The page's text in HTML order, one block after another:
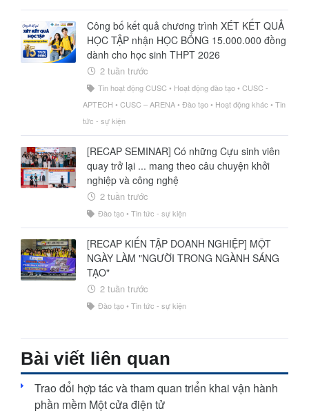
Sứ mệnh - Tầm nhìn
Tổ chức và Nhân sự
Giải thưởng
Công bố kết quả chương trình XÉT KẾT QUẢ
HỌC TẬP nhận HỌC BỔNG 15.000.000 đồng
dành cho học sinh THPT 2026
2 tuần trước
Tin hoạt động CUSC• Hoạt động đào tạo• CUSC -
APTECH • CUSC – ARENA• Đào tạo• Hoạt động khác • Tin
tức - sự kiện
[RECAP SEMINAR] Có những Cựu sinh viên
quay trở lại ... mang theo câu chuyện khởi
nghiệp và công nghệ
2 tuần trước
Đào tạo• Tin tức - sự kiện
[RECAP KIẾN TẬP DOANH NGHIỆP] MỘT
NGÀY LÀM "NGƯỜI TRONG NGÀNH SÁNG
TẠO"
2 tuần trước
Đào tạo• Tin tức - sự kiện
Bài viết liên quan
Trao đổi hợp tác và tham quan triển khai vận hành
phần mềm Một cửa điện tử